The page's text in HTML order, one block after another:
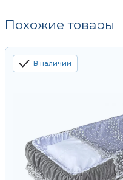
Похожие товары
В наличии